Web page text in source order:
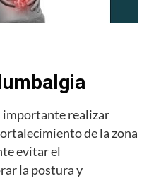
importante realizar
de la zona
evitar el
la postura y